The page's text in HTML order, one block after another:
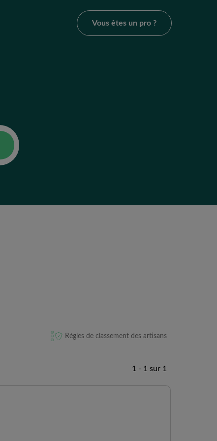
Vous êtes un pro ?
Règles de classement des artisans
1 - 1 sur 1